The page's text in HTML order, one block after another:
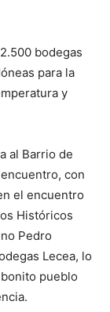
bodegas
para la
y
al Barrio de
con
el encuentro
Históricos
Pedro
Lecea, lo
pueblo